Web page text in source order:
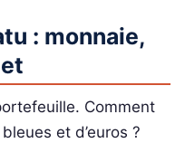
: monnaie,
Comment
et d’euros ?